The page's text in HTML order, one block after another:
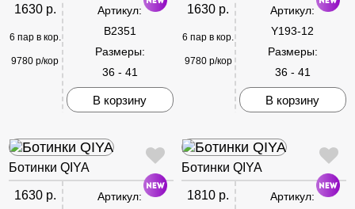
1630 р.
6 пар в кор.
9780 р/кор
Артикул:
B2351
Размеры:
36 - 41
В корзину
1630 р.
6 пар в кор.
9780 р/кор
Артикул:
Y193-12
Размеры:
36 - 41
В корзину
Ботинки QIYA
1630 р.
Артикул:
Ботинки QIYA
1810 р.
Артикул: